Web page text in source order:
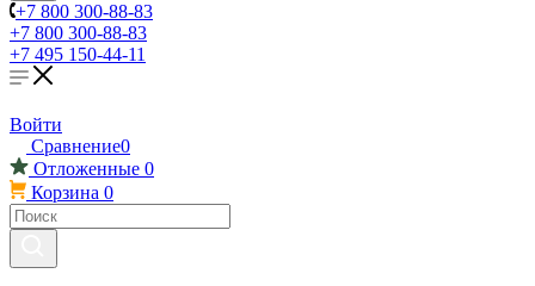
+7 800 300-88-83
+7 800 300-88-83
+7 495 150-44-11
Войти
Сравнение0
Отложенные 0
Корзина 0